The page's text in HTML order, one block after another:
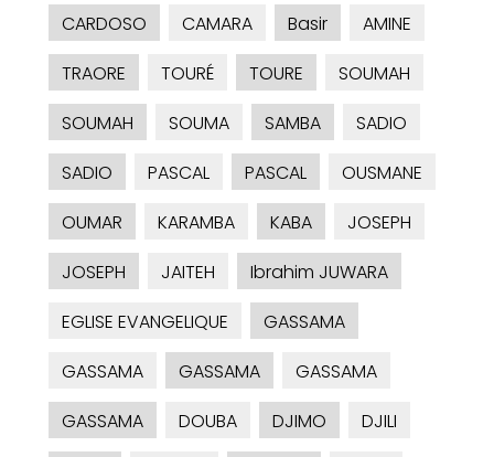
CARDOSO
CAMARA Basir
AMINE
TRAORE
TOURÉ TOURE
SOUMAH
SOUMAH
SOUMA SAMBA
SADIO
SADIO
PASCAL PASCAL
OUSMANE
OUMAR
KARAMBA KABA
JOSEPH
JOSEPH
JAITEH
Ibrahim JUWARA
EGLISE EVANGELIQUE
GASSAMA
GASSAMA
GASSAMA
GASSAMA
GASSAMA
DOUBA DJIMO
DJILI